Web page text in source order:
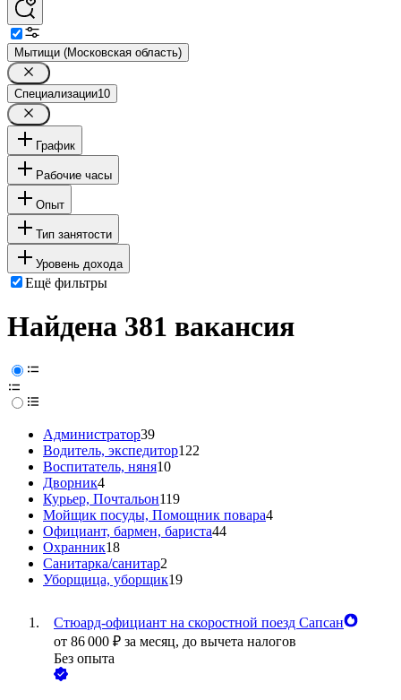
Мытищи (Московская область)
Специализации10
График
Рабочие часы
Опыт
Тип занятости
Уровень дохода
Ещё фильтры
Найдена 381 вакансия
Администратор39
Водитель, экспедитор122
Воспитатель, няня10
Дворник4
Курьер, Почтальон119
Мойщик посуды, Помощник повара4
Официант, бармен, бариста44
Охранник18
Санитарка/санитар2
Уборщица, уборщик19
Стюард-официант на скоростной поезд Сапсан
от 86 000 ₽ за месяц, до вычета налогов
Без опыта